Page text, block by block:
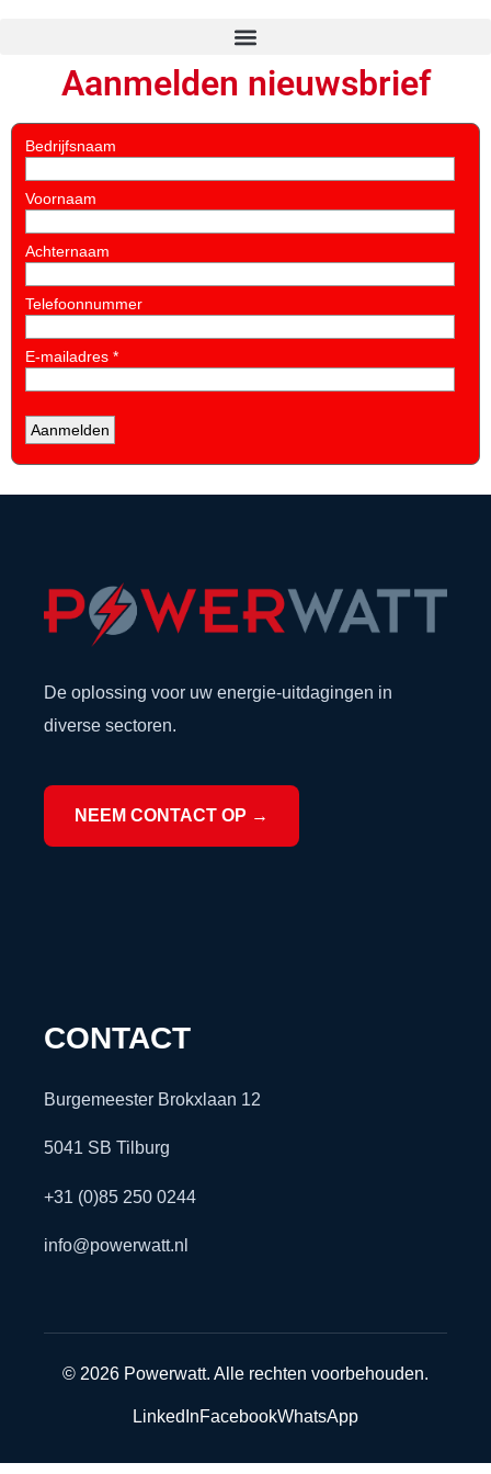
Aanmelden nieuwsbrief
De oplossing voor uw energie-uitdagingen in
diverse sectoren.
NEEM CONTACT OP →
CONTACT
Burgemeester Brokxlaan 12
5041 SB Tilburg
+31 (0)85 250 0244
info@powerwatt.nl
© 2026 Powerwatt. Alle rechten voorbehouden.
LinkedInFacebookWhatsApp